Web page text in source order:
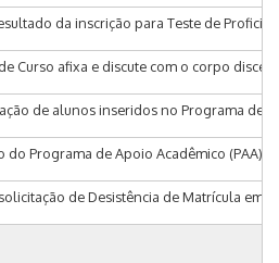
da inscrição para Teste de
Curso afixa e discute com o corpo
de alunos inseridos no Programa de
do Programa de Apoio Acadêmico (PAA)
de Desistência de Matrícula em